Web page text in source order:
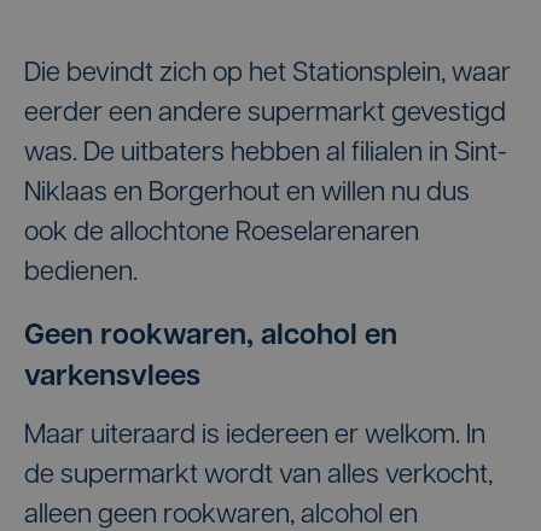
Die bevindt zich op het Stationsplein, waar
eerder een andere supermarkt gevestigd
was. De uitbaters hebben al filialen in Sint-
Niklaas en Borgerhout en willen nu dus
ook de allochtone Roeselarenaren
bedienen.
Geen rookwaren, alcohol en
varkensvlees
Maar uiteraard is iedereen er welkom. In
de supermarkt wordt van alles verkocht,
alleen geen rookwaren, alcohol en